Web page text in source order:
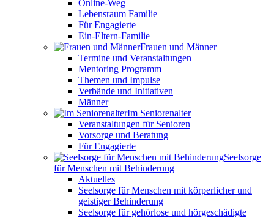
Online-Weg
Lebensraum Familie
Für Engagierte
Ein-Eltern-Familie
Frauen und Männer
Termine und Veranstaltungen
Mentoring Programm
Themen und Impulse
Verbände und Initiativen
Männer
Im Seniorenalter
Veranstaltungen für Senioren
Vorsorge und Beratung
Für Engagierte
Seelsorge
für Menschen mit Behinderung
Aktuelles
Seelsorge für Menschen mit körperlicher und
geistiger Behinderung
Seelsorge für gehörlose und hörgeschädigte